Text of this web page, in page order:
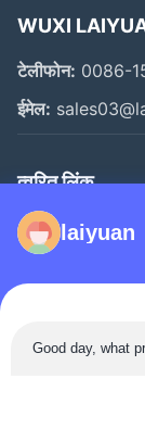
WUXI
टेलीफोन: 0086-
ईमेल:
त्वरित लिंक
घर
हमारे बारे में
laiyuan
Good day, what